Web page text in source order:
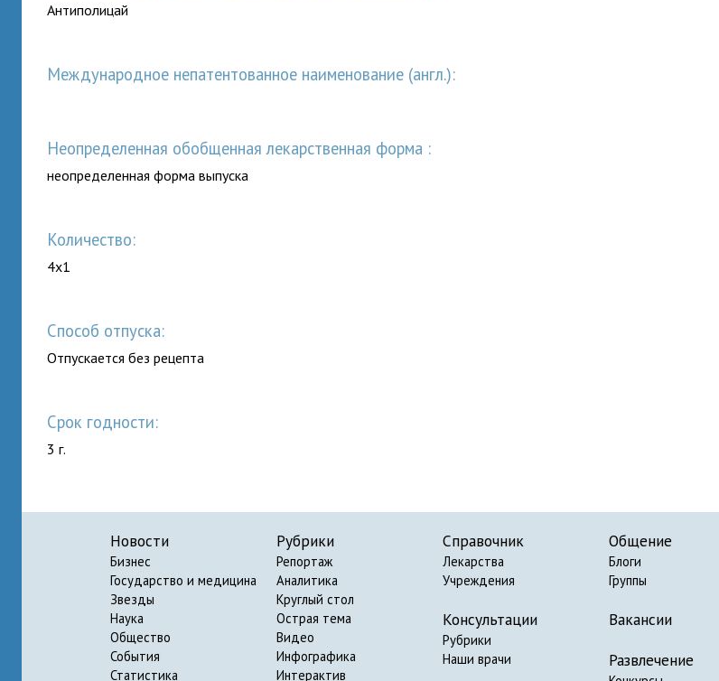
Антиполицай
Международное непатентованное наименование (англ.):
неопределенная обобщенная лекарственная форма :
неопределенная форма выпуска
Количество:
4x1
Способ отпуска:
Отпускается без рецепта
Срок годности:
3 г.
Новости
Бизнес
Государство и медицина
Звезды
Наука
Общество
События
Статистика
Рубрики
Репортаж
Аналитика
Круглый стол
Острая тема
Видео
Инфографика
Интерактив
Справочник
Лекарства
Учреждения
Консультации
Рубрики
Наши врачи
Общение
Блоги
Группы
Вакансии
Развлечение